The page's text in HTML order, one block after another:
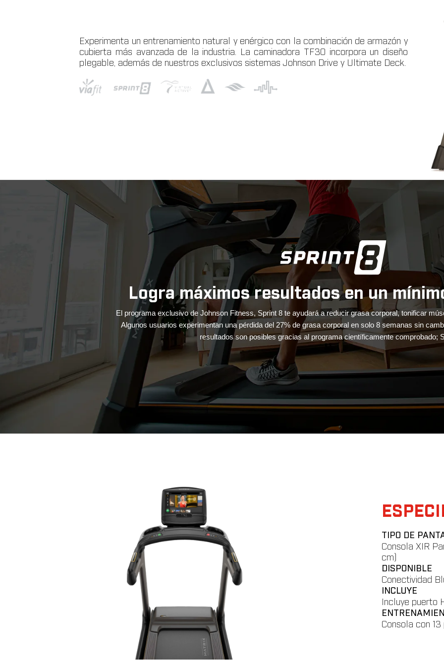
Experimenta un entrenamiento natural y enérgico con la combinación de armazón y
cubierta más avanzada de la industria. La caminadora TF30 incorpora un diseño
plegable, además de nuestros exclusivos sistemas Johnson Drive y Ultimate Deck.
Viaja por el mundo sin salir de tu
Lleva una experiencia de entrenamiento innmersiva a tu hogar con videos en alta definición de
consola de tu equipo y se sincronizan a la velocidad e intensidad de tu entrenamiento. La consola
El Norte de Italia y el Suroeste Americano.
TIPO DE
Consola XIR
cm)
DISPONIBLE
Conectividad
INCLUYE
Incluye puerto
Consola con